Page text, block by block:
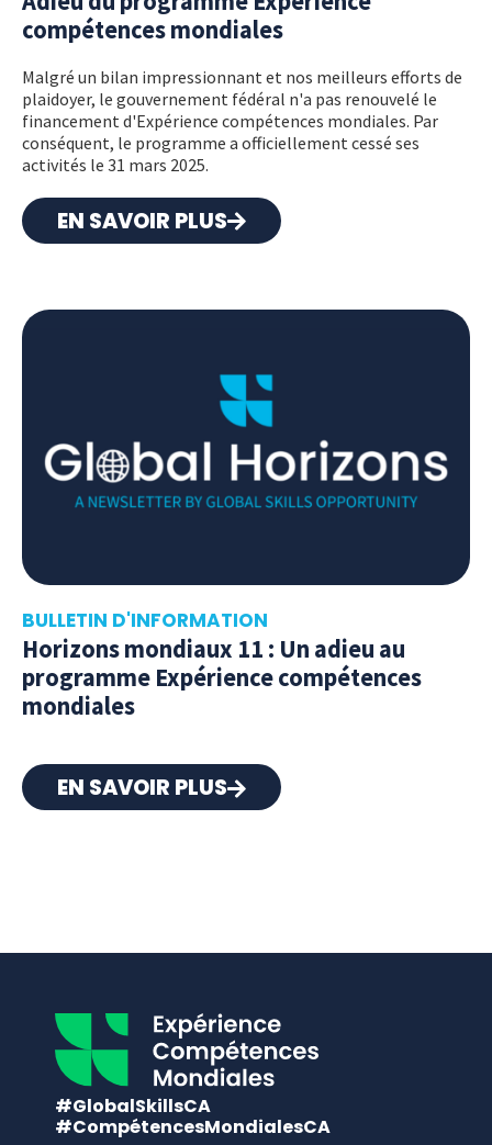
compétences mondiales
Malgré un bilan impressionnant et nos meilleurs efforts de
plaidoyer, le gouvernement fédéral n'a pas renouvelé le
financement d'Expérience compétences mondiales. Par
conséquent, le programme a officiellement cessé ses
activités le 31 mars 2025.
EN SAVOIR PLUS
BULLETIN D'INFORMATION
Horizons mondiaux 11 : Un adieu au
programme Expérience compétences
mondiales
EN SAVOIR PLUS
#GlobalSkillsCA
#CompétencesMondialesCA